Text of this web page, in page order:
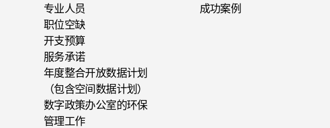
专业人员
职位空缺
开支预算
服务承诺
年度整合开放数据计划
（包含空间数据计划）
数字政策办公室的环保
管理工作
成功案例